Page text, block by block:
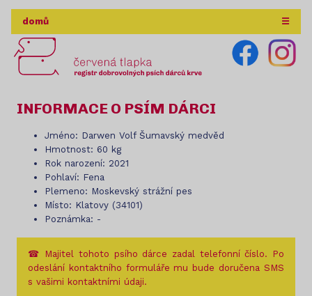
domů ☰
INFORMACE O PSÍM DÁRCI
Jméno: Darwen Volf Šumavský medvěd
Hmotnost: 60 kg
Rok narození: 2021
Pohlaví: Fena
Plemeno: Moskevský strážní pes
Místo: Klatovy (34101)
Poznámka: -
☎ Majitel tohoto psího dárce zadal telefonní číslo. Po
odeslání kontaktního formuláře mu bude doručena SMS
s vašimi kontaktními údaji.